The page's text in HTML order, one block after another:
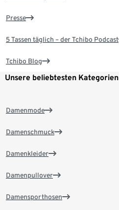
Presse
5 Tassen täglich – der Tchibo Podcast
Tchibo Blog
Unsere beliebtesten Kategorien
Damenmode
Damenschmuck
Damenkleider
Damenpullover
Damensporthosen